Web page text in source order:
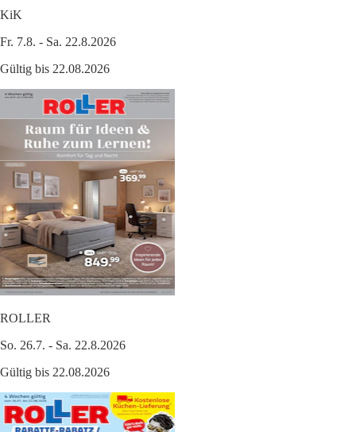
KiK
Fr. 7.8. - Sa. 22.8.2026
Gültig bis 22.08.2026
ROLLER
So. 26.7. - Sa. 22.8.2026
Gültig bis 22.08.2026